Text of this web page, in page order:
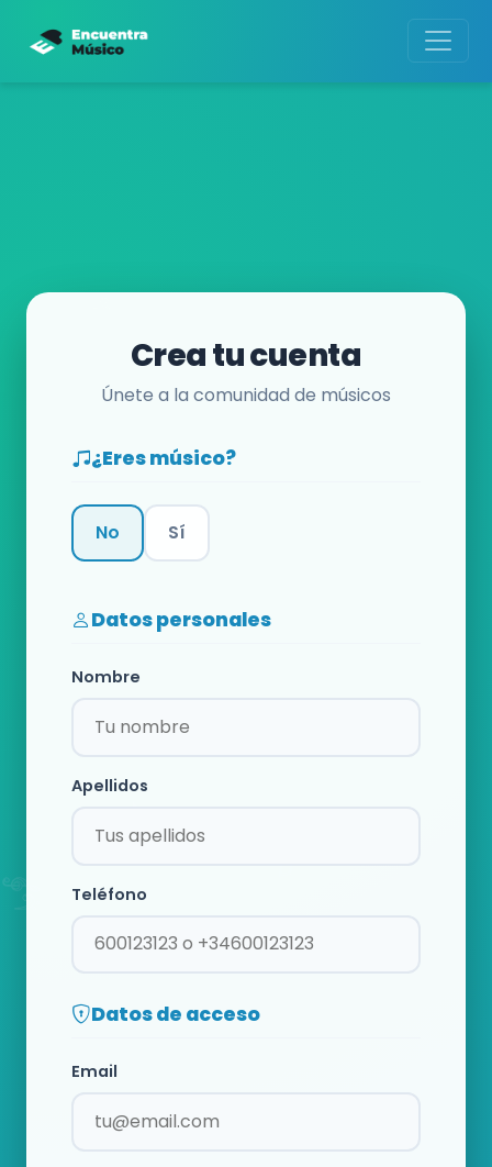
Crea tu cuenta
Únete a la comunidad de músicos
¿Eres músico?
No Sí
Datos personales
Nombre
Apellidos
Teléfono
Datos de acceso
Email